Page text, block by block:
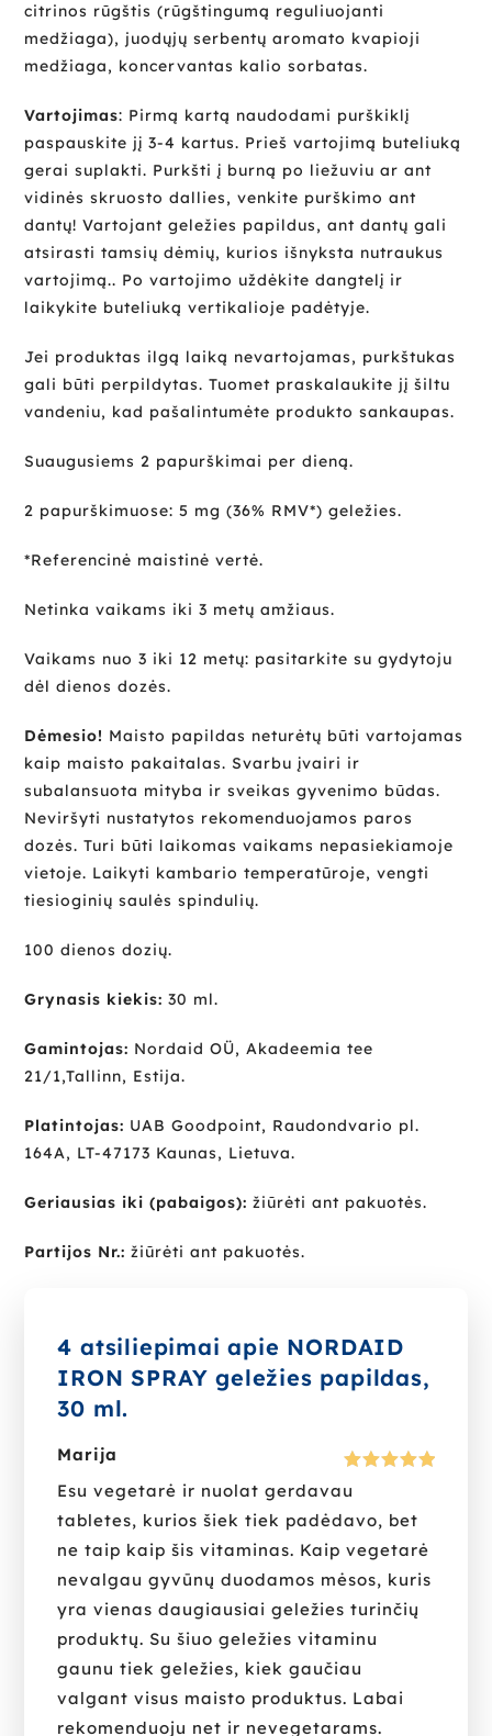
citrinos rūgštis (rūgštingumą reguliuojanti
medžiaga), juodųjų serbentų aromato kvapioji
medžiaga, koncervantas kalio sorbatas.
Vartojimas: Pirmą kartą naudodami purškiklį
paspauskite jį 3-4 kartus. Prieš vartojimą buteliuką
gerai suplakti. Purkšti į burną po liežuviu ar ant
vidinės skruosto dallies, venkite purškimo ant
dantų! Vartojant geležies papildus, ant dantų gali
atsirasti tamsių dėmių, kurios išnyksta nutraukus
vartojimą.. Po vartojimo uždėkite dangtelį ir
laikykite buteliuką vertikalioje padėtyje.
Jei produktas ilgą laiką nevartojamas, purkštukas
gali būti perpildytas. Tuomet praskalaukite jį šiltu
vandeniu, kad pašalintumėte produkto sankaupas.
Suaugusiems 2 papurškimai per dieną.
2 papurškimuose: 5 mg (36% RMV*) geležies.
*Referencinė maistinė vertė.
Netinka vaikams iki 3 metų amžiaus.
Vaikams nuo 3 iki 12 metų: pasitarkite su gydytoju
dėl dienos dozės.
Dėmesio! Maisto papildas neturėtų būti vartojamas
kaip maisto pakaitalas. Svarbu įvairi ir
subalansuota mityba ir sveikas gyvenimo būdas.
Neviršyti nustatytos rekomenduojamos paros
dozės. Turi būti laikomas vaikams nepasiekiamoje
vietoje. Laikyti kambario temperatūroje, vengti
tiesioginių saulės spindulių.
100 dienos dozių.
Grynasis kiekis: 30 ml.
Gamintojas: Nordaid OÜ, Akadeemia tee
21/1,Tallinn, Estija.
Platintojas: UAB Goodpoint, Raudondvario pl.
164A, LT-47173 Kaunas, Lietuva.
Geriausias iki (pabaigos): žiūrėti ant pakuotės.
Partijos Nr.: žiūrėti ant pakuotės.
4 atsiliepimai apie NORDAID
IRON SPRAY geležies papildas,
30 ml.
Marija
Esu vegetarė ir nuolat gerdavau
tabletes, kurios šiek tiek padėdavo, bet
ne taip kaip šis vitaminas. Kaip vegetarė
nevalgau gyvūnų duodamos mėsos, kuris
yra vienas daugiausiai geležies turinčių
produktų. Su šiuo geležies vitaminu
gaunu tiek geležies, kiek gaučiau
valgant visus maisto produktus. Labai
rekomenduoju net ir nevegetarams.